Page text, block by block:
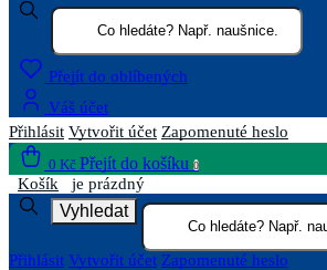
Přejít do oblíbených
Váš účet
Přihlásit Vytvořit účet Zapomenuté heslo
0 Kč Přejít do košíku 0
Košík je prázdný
Vyhledat
Přihlásit Vytvořit účet Zapomenuté heslo